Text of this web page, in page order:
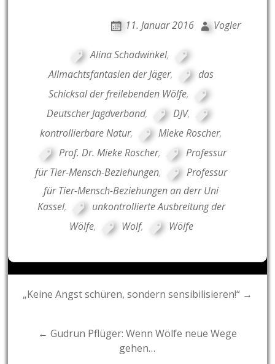
11. Januar 2016 Vogler
Alina Schadwinkel,
Allmachtsfantasien der Jäger,
das
Schicksal der freilebenden Wölfe,
Deutscher Jagdverband, DJV,
kontrollierbare Natur, Mieke Roscher,
Prof. Dr. Mieke Roscher,
Professur
für Tier-Mensch-Beziehungen,
Professur
für Tier-Mensch-Beziehungen an derr Uni
Kassel,
unkontrollierte Ausbreitung der
Wölfe, Wolf, Wölfe
Post
„Keine Angst schüren, sondern sensibilisieren!“ →
← Gudrun Pflüger: Wenn Wölfe neue Wege
gehen…